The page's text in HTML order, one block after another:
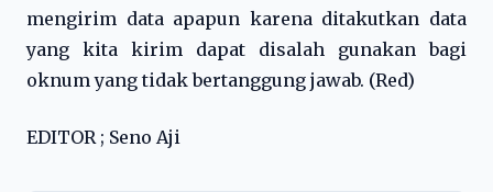
mengirim data apapun karena ditakutkan data
yang kita kirim dapat disalah gunakan bagi
oknum yang tidak bertanggung jawab. (Red)
EDITOR ; Seno Aji